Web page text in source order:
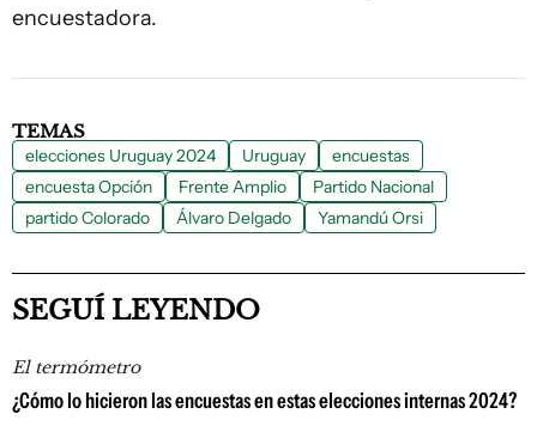
encuestadora.
TEMAS
elecciones Uruguay 2024 Uruguay
encuestas
encuesta Opción
Frente Amplio
Partido Nacional
partido Colorado
Álvaro Delgado Yamandú Orsi
SEGUÍ LEYENDO
El termómetro
¿Cómo lo hicieron las encuestas en estas elecciones internas 2024?